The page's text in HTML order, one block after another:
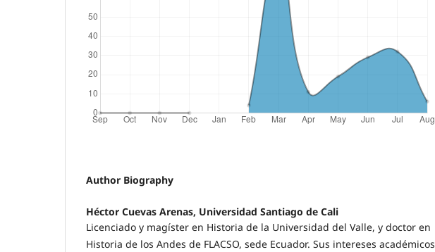
Author Biography
Héctor Cuevas Arenas, Universidad Santiago de Cali
Licenciado y magíster en Historia de la Universidad del Valle, y doctor en
Historia de los Andes de FLACSO, sede Ecuador. Sus intereses académicos